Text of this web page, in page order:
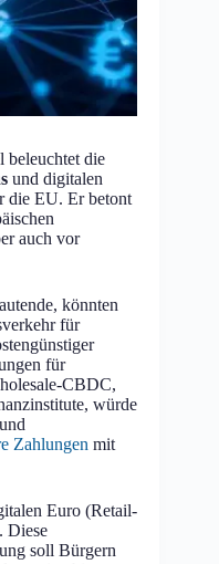
beleuchtet die
und digitalen
die EU. Er betont
auch vor
könnten
für
für
CBDC,
würde
Zahlungen mit
Euro (Retail-
Diese
soll Bürgern